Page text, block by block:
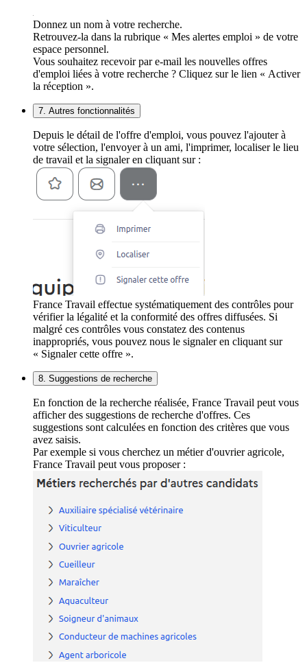
Donnez un nom à votre recherche.
Retrouvez-la dans la rubrique « Mes alertes emploi » de votre
espace personnel.
Vous souhaitez recevoir par e-mail les nouvelles offres
d'emploi liées à votre recherche ? Cliquez sur le lien « Activer
la réception ».
7. Autres fonctionnalités
Depuis le détail de l'offre d'emploi, vous pouvez l'ajouter à
votre sélection, l'envoyer à un ami, l'imprimer, localiser le lieu
de travail et la signaler en cliquant sur :
France Travail effectue systématiquement des contrôles pour
vérifier la légalité et la conformité des offres diffusées. Si
malgré ces contrôles vous constatez des contenus
inappropriés, vous pouvez nous le signaler en cliquant sur
« Signaler cette offre ».
8. Suggestions de recherche
En fonction de la recherche réalisée, France Travail peut vous
afficher des suggestions de recherche d'offres. Ces
suggestions sont calculées en fonction des critères que vous
avez saisis.
Par exemple si vous cherchez un métier d'ouvrier agricole,
France Travail peut vous proposer :